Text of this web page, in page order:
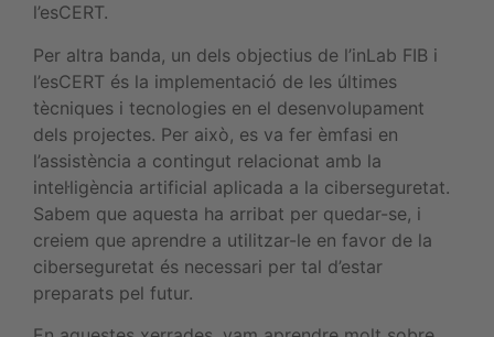
l’esCERT.
Per altra banda, un dels objectius de l’inLab FIB i
l’esCERT és la implementació de les últimes
tècniques i tecnologies en el desenvolupament
dels projectes. Per això, es va fer èmfasi en
l’assistència a contingut relacionat amb la
intel·ligència artificial aplicada a la ciberseguretat.
Sabem que aquesta ha arribat per quedar-se, i
creiem que aprendre a utilitzar-le en favor de la
ciberseguretat és necessari per tal d’estar
preparats pel futur.